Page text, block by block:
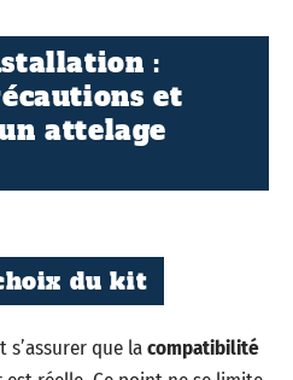
:
et
attelage
du kit
que lacompatibilité